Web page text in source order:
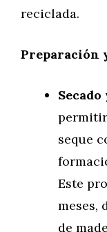
reciclada.
Preparación
seque
Este
meses,
de